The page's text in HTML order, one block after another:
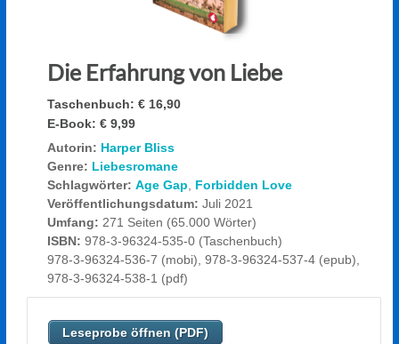
Die Erfahrung von Liebe
Taschenbuch: € 16,90
E-Book: € 9,99
Autorin: Harper Bliss
Genre: Liebesromane
Schlagwörter: Age Gap, Forbidden Love
Veröffentlichungsdatum: Juli 2021
Umfang: 271 Seiten (65.000 Wörter)
ISBN: 978-3-96324-535-0 (Taschenbuch)
978-3-96324-536-7 (mobi), 978-3-96324-537-4 (epub),
978-3-96324-538-1 (pdf)
Leseprobe öffnen (PDF)